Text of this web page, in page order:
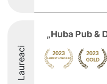
Laureaci
„Huba Pub &